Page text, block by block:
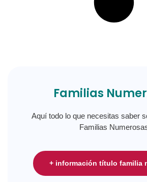
Familias
Aquí todo lo que necesitas saber
Familias
+ información título familia